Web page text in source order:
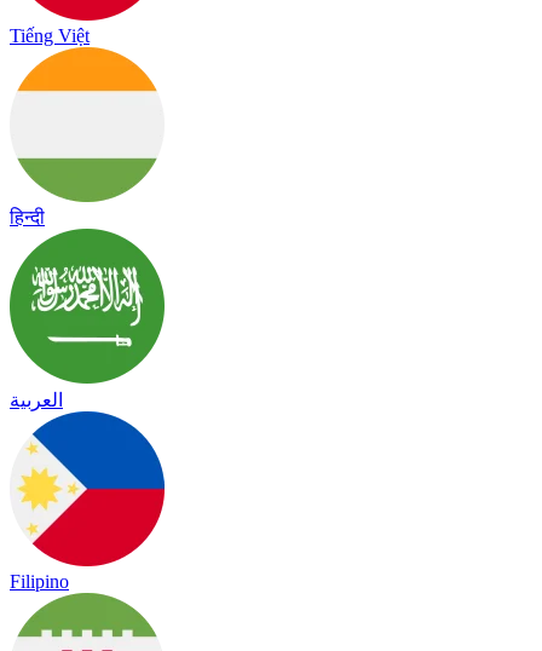
Tiếng Việt
हिन्दी
العربية
Filipino